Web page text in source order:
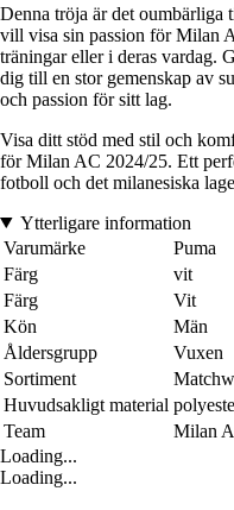
Denna tröja är det oumbärliga
vill visa sin passion för Milan
träningar eller i deras vardag.
dig till en stor gemenskap av
och passion för sitt lag.
Visa ditt stöd med stil och
för Milan AC 2024/25. Ett
fotboll och det milanesiska
Ytterligare information
Varumärke
Puma
Färg
vit
Färg
Vit
Kön
Män
Åldersgrupp
Vuxen
Sortiment
Huvudsakligt material
Team
Milan
Loading...
Loading...